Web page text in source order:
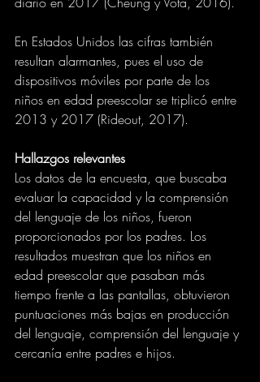
En Estados Unidos las cifras también
resultan alarmantes, pues el uso de
dispositivos móviles por parte de los
niños en edad preescolar se triplicó entre
2013 y 2017 (Rideout, 2017).
Hallazgos relevantes
Los datos de la encuesta, que buscaba
evaluar la capacidad y la comprensión
del lenguaje de los niños, fueron
proporcionados por los padres. Los
resultados muestran que los niños en
edad preescolar que pasaban más
tiempo frente a las pantallas, obtuvieron
puntuaciones más bajas en producción
del lenguaje, comprensión del lenguaje y
cercanía entre padres e hijos.